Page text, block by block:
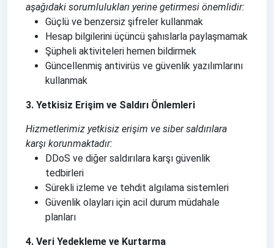
aşağıdaki sorumlulukları yerine getirmesi önemlidir:
Güçlü ve benzersiz şifreler kullanmak
Hesap bilgilerini üçüncü şahıslarla paylaşmamak
Şüpheli aktiviteleri hemen bildirmek
Güncellenmiş antivirüs ve güvenlik yazılımlarını
kullanmak
3. Yetkisiz Erişim ve Saldırı Önlemleri
Hizmetlerimiz yetkisiz erişim ve siber saldırılara
karşı korunmaktadır:
DDoS ve diğer saldırılara karşı güvenlik
tedbirleri
Sürekli izleme ve tehdit algılama sistemleri
Güvenlik olayları için acil durum müdahale
planları
4. Veri Yedekleme ve Kurtarma